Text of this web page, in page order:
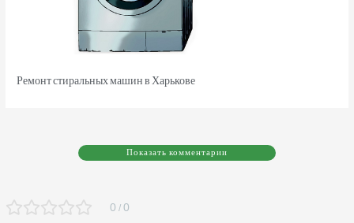
Ремонт стиральных машин в Харькове
Показать комментарии
0 /0